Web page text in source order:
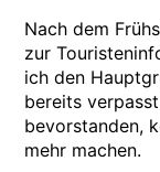
Nach dem
zur
ich den
bereits
bevorstanden,
mehr machen.